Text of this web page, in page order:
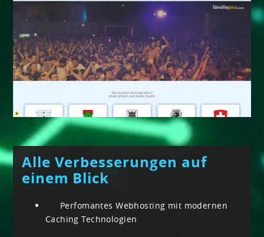
Alle Verbesserungen auf
einem Blick
Perfomantes Webhosting mit modernen
Caching Technologien